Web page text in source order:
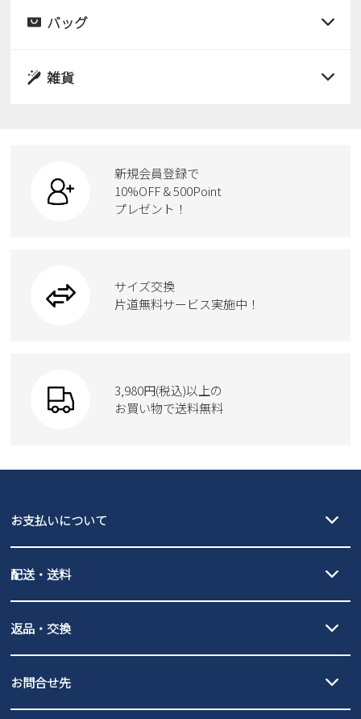
スニーカー
カジュアルシューズ
ワークシューズ
ウェア
moz
サンダル
ローファー
ブーツ
Parade
GAP
サンダル
スクール
new balance
瞬足
バッグ
ボディバッグ
ハンドバッグ
トートバッグ
雑貨
ケア用品
新規会員登録で
10%OFF & 500Point
プレゼント！
サイズ交換
片道無料サービス実施中！
3,980円(税込)以上の
お買い物で送料無料
お支払いについて
PayPay（オンライン決済）、代金引換のご利用が可能です。
配送・送料
北海道・本州・四国・九州…550円
3,980円（税込）以上お買い上げで送料無料
全国一律…220円（税込）
発送日・送料詳細についてはご利用ガイドを
ご利用ください。
返品・交換
の片道無料サービスを実施中！
お問合せ先